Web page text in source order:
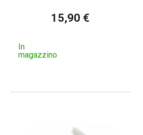
15,90 €
In
magazzino